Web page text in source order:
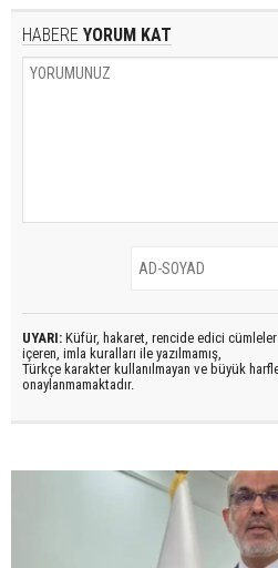
HABERE YORUM KAT
UYARI: Küfür, hakaret, rencide edici cümleler
içeren, imla kuralları ile yazılmamış,
Türkçe karakter kullanılmayan ve büyük
onaylanmamaktadır.